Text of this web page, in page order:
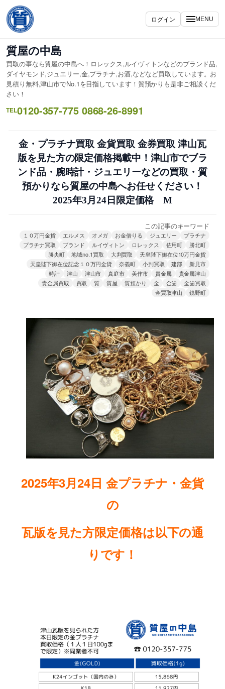
容
を
ス
キ
ッ
プ
ログイン MENU
質屋の中島
買取の事なら質屋の中島へ！ロレックス,ルイヴィトンなどのブランド品,
ダイヤモンド,ジュエリー,金,プラチナ,お酒,などなど買取しています。お
見積り無料,津山市でNo.1を目指しています！質預かりも是非ご相談くだ
さい！
TEL0120-357-775 0868-26-8991
金・プラチナ買取 金貨買取 金券買取 津山瓦
版を見た方の限定価格掲載中！津山市でブラ
ンド品・腕時計・ジュエリーなどの買取・質
預かりなら質屋の中島へお任せください！
2025年3月24日限定価格 M
この記事のキーワード
１０万円金貨 エルメス オメガ お金借りる ジュエリー
プラチナ
プラチナ買取
ブランド ルイヴィトン ロレックス 佐用町
勝北町
勝央町
地域no.1買取 大判買取
天皇陛下御在位10万円金貨
天皇陛下御在位記念１０万円金貨
奈義町 小判買取 建部
新見市
時計
津山 津山市 真庭市 美作市 貴金属
貴金属津山
貴金属買取
買取 質 質屋 質預かり 金 金歯
金歯買取
金買取津山
鏡野町
2025年3月24日 金プラチナ・金貨
の
瓦版を見た方限定価格は以下の通
りです ！